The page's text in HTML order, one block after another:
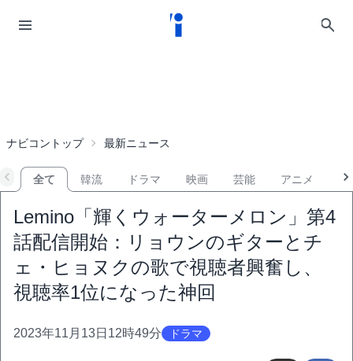
ナビコントップ 最新ニュース
全て 韓流 ドラマ 映画 芸能 アニメ
Lemino「輝くウォーターメロン」第4
話配信開始：リョウンのギターとチ
ェ・ヒョヌクの歌で視聴者興奮し、
視聴率1位になった神回
2023年11月13日12時49分 ドラマ